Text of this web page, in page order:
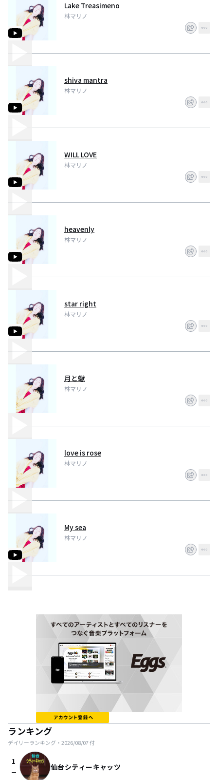
Lake Treasimeno
林マリノ
shiva mantra
林マリノ
WILL LOVE
林マリノ
heavenly
林マリノ
star right
林マリノ
月と蠍
林マリノ
love is rose
林マリノ
My sea
林マリノ
ランキング
デイリーランキング・ 2026/08/07付
1
check_indeterminate_small 仙台シティーキャッツ